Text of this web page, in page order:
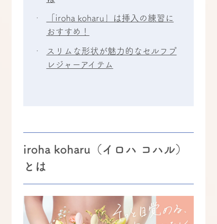
「iroha koharu」は挿入の練習に
おすすめ！
スリムな形状が魅力的なセルフプ
レジャーアイテム
iroha koharu（イロハ コハル）
とは